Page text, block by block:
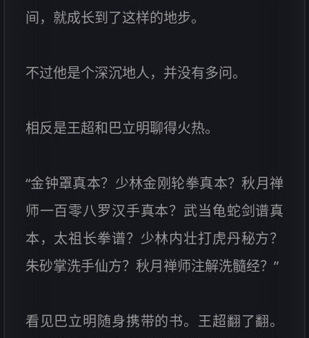
间，就成长到了这样的地步。
不过他是个深沉地人，并没有多问。
相反是王超和巴立明聊得火热。
“金钟罩真本？少林金刚轮拳真本？秋月禅
师一百零八罗汉手真本？武当龟蛇剑谱真
本，太祖长拳谱？少林内壮打虎丹秘方？
朱砂掌洗手仙方？秋月禅师注解洗髓经？”
看见巴立明随身携带的书。王超翻了翻。